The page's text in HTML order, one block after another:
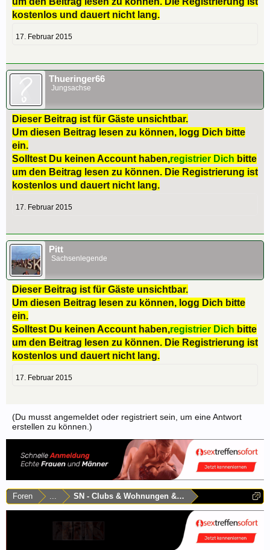
kostenlos und dauert nicht lang.
17. Februar 2015
Thueringer66
Jungsachse
Dieser Beitrag ist für Gäste unsichtbar.
Um diesen Beitrag lesen zu können, logg Dich bitte
ein.
Solltest Du keinen Account haben,registrier Dich bitte
um den Beitrag lesen zu können. Die Registrierung ist
kostenlos und dauert nicht lang.
17. Februar 2015
Pitt
Sachsenlegende
Dieser Beitrag ist für Gäste unsichtbar.
Um diesen Beitrag lesen zu können, logg Dich bitte
ein.
Solltest Du keinen Account haben,registrier Dich bitte
um den Beitrag lesen zu können. Die Registrierung ist
kostenlos und dauert nicht lang.
17. Februar 2015
(Du musst angemeldet oder registriert sein, um eine Antwort
erstellen zu können.)
Foren ... SN - Clubs & Wohnungen & Laufhäuser